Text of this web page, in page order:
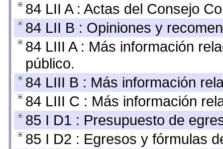
84 LII A : Actas del Consejo
84 LII B : Opiniones y
84 LIII A : Más información
público.
84 LIII B : Más información
84 LIII C : Más información
85 I D1 : Presupuesto de
85 I D2 : Egresos y fórmulas